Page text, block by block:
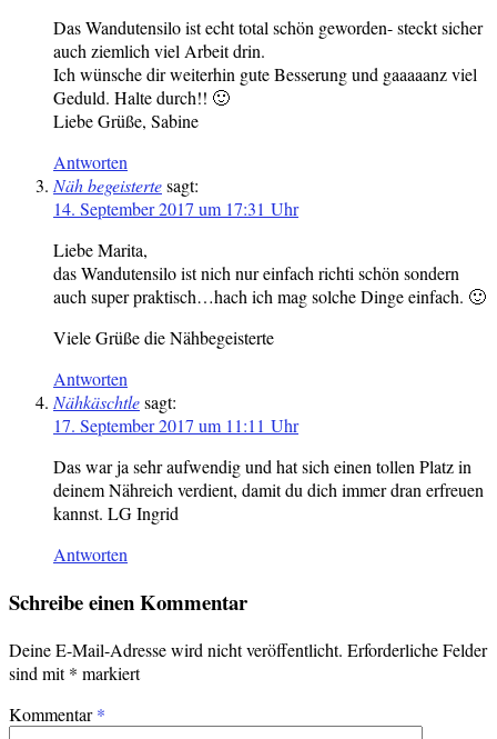
Das Wandutensilo ist echt total schön geworden- steckt sicher
auch ziemlich viel Arbeit drin.
Ich wünsche dir weiterhin gute Besserung und gaaaaanz viel
Geduld. Halte durch!! 🙂
Liebe Grüße, Sabine
Antworten
Näh begeistertesagt:
14. September 2017 um 17:31 Uhr
Liebe Marita,
das Wandutensilo ist nich nur einfach richti schön sondern
auch super praktisch…hach ich mag solche Dinge einfach. 🙂
Viele Grüße die Nähbegeisterte
Antworten
Nähkäschtlesagt:
17. September 2017 um 11:11 Uhr
Das war ja sehr aufwendig und hat sich einen tollen Platz in
deinem Nähreich verdient, damit du dich immer dran erfreuen
kannst. LG Ingrid
Antworten
Schreibe einen Kommentar
Deine E-Mail-Adresse wird nicht veröffentlicht. Erforderliche Felder
sind mit* markiert
Kommentar*